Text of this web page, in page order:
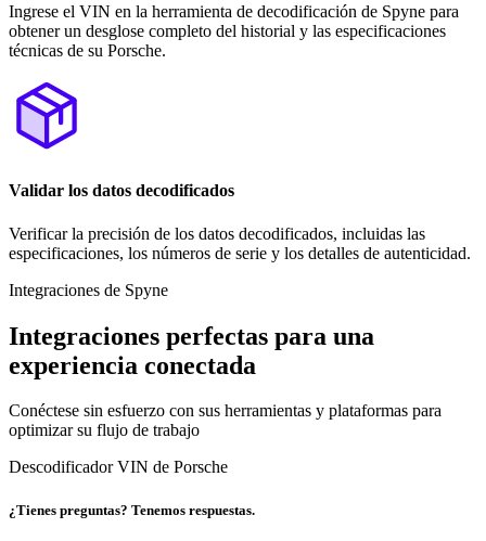
Ingrese el VIN en la herramienta de decodificación de Spyne para
obtener un desglose completo del historial y las especificaciones
técnicas de su Porsche.
Validar los datos decodificados
Verificar la precisión de los datos decodificados, incluidas las
especificaciones, los números de serie y los detalles de autenticidad.
Integraciones de Spyne
Integraciones perfectas para una
experiencia conectada
Conéctese sin esfuerzo con sus herramientas y plataformas para
optimizar su flujo de trabajo
Descodificador VIN de Porsche
¿Tienes preguntas? Tenemos respuestas.